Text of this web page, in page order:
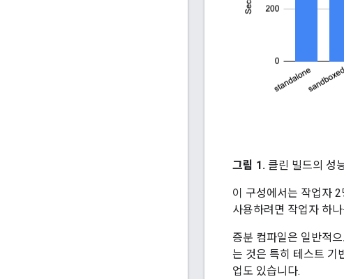
그림 1. 클린 빌드의 성
이 구성에서는 작업자
사용하려면 작업자 하
증분 컴파일은 일반적
는 것은 특히 테스트 기
업도 있습니다.